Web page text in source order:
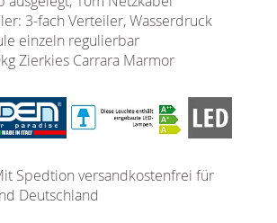
3-fach Verteiler, Wasserdruck
einzeln regulierbar
Zierkies Carrara Marmor
Spedtion versandkostenfrei für
Deutschland